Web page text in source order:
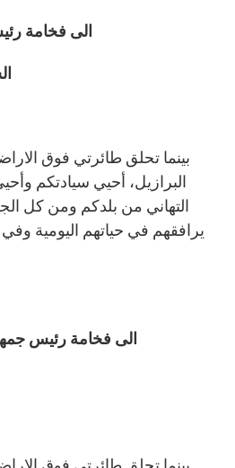
الى فخامة
بينما تحلق طائرتي فوق
البرازيل، أحيي سيادتكم
التهاني من بلدكم ومن كل
يرافقهم في حياتهم اليومية
الى فخامة رئيس